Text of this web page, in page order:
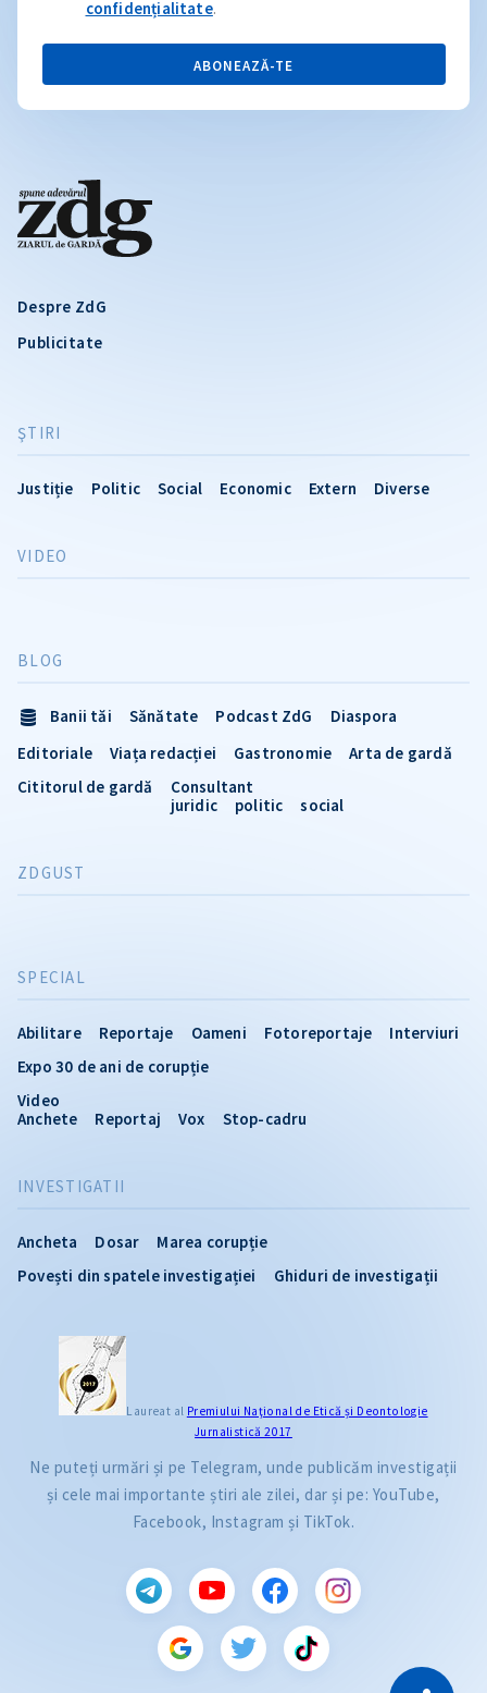
Despre ZdG
Publicitate
ŞTIRI
Justiție Politic Social Economic Extern Diverse
INVESTIGATII
Ancheta Dosar
Marea corupție
Povești din spatele investigației
Ghiduri de investigații
VIDEO
SPECIAL
Abilitare Reportaje Oameni Fotoreportaje
Interviuri
Expo 30 de ani de corupție
Video
Anchete
Reportaj Vox Stop-cadru
BLOG
Banii tăi Sănătate Podcast ZdG
Diaspora
Editoriale
Viața redacției Gastronomie
Arta de gardă
Cititorul de gardă
Consultant
juridic
politic social
ZDGUST
confidențialitate.
ABONEAZĂ-TE
Laureat al Premiului Naţional de Etică și Deontologie
Jurnalistică 2017
Ne puteți urmări și pe Telegram, unde publicăm investigații
și cele mai importante știri ale zilei, dar și pe: YouTube,
Facebook, Instagram și TikTok.